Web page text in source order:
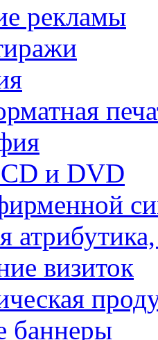
рекламы
СD и DVD
визиток
баннеры